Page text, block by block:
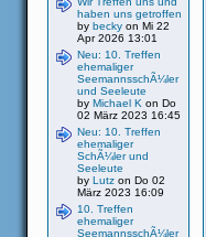
haben uns getroffen
by becky on Mi 22
Apr 2026 13:01
Neu: 10. Treffen
ehemaliger
SeemannsschÃ¼ler
und Seeleute
by Michael K on Do
02 März 2023 16:45
Neu: 10. Treffen
ehemaliger
SchÃ¼ler und
Seeleute
by Lutz on Do 02
März 2023 16:09
10. Treffen
ehemaliger
SeemannsschÃ¼ler